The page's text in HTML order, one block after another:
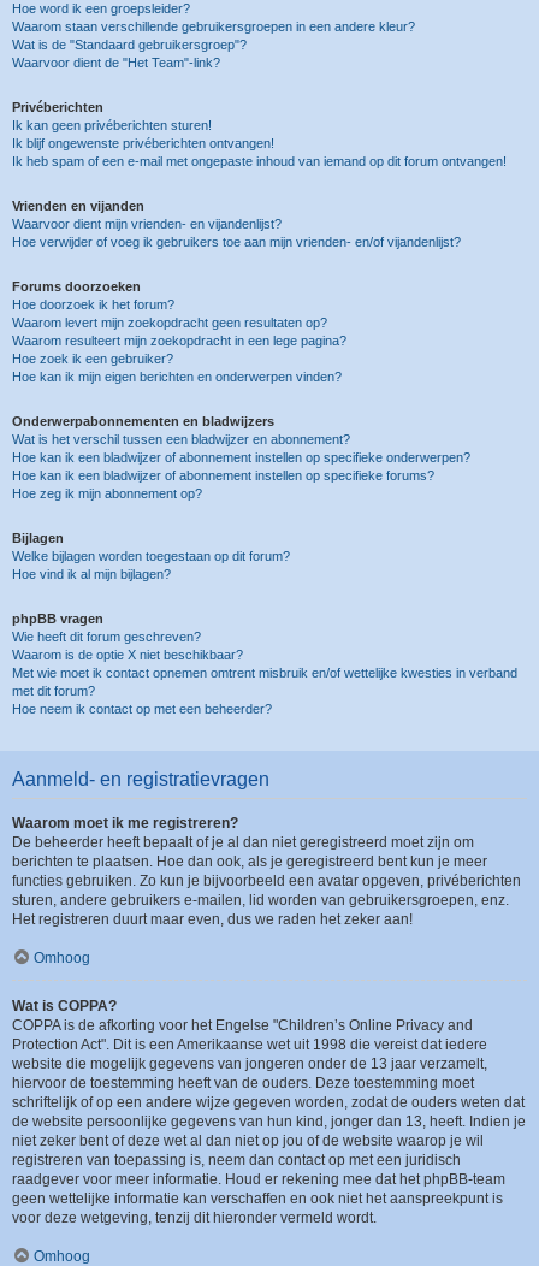
Hoe word ik een groepsleider?
Waarom staan verschillende gebruikersgroepen in een andere kleur?
Wat is de "Standaard gebruikersgroep"?
Waarvoor dient de "Het Team"-link?
Privéberichten
Ik kan geen privéberichten sturen!
Ik blijf ongewenste privéberichten ontvangen!
Ik heb spam of een e-mail met ongepaste inhoud van iemand op dit forum ontvangen!
Vrienden en vijanden
Waarvoor dient mijn vrienden- en vijandenlijst?
Hoe verwijder of voeg ik gebruikers toe aan mijn vrienden- en/of vijandenlijst?
Forums doorzoeken
Hoe doorzoek ik het forum?
Waarom levert mijn zoekopdracht geen resultaten op?
Waarom resulteert mijn zoekopdracht in een lege pagina?
Hoe zoek ik een gebruiker?
Hoe kan ik mijn eigen berichten en onderwerpen vinden?
Onderwerpabonnementen en bladwijzers
Wat is het verschil tussen een bladwijzer en abonnement?
Hoe kan ik een bladwijzer of abonnement instellen op specifieke onderwerpen?
Hoe kan ik een bladwijzer of abonnement instellen op specifieke forums?
Hoe zeg ik mijn abonnement op?
Bijlagen
Welke bijlagen worden toegestaan op dit forum?
Hoe vind ik al mijn bijlagen?
phpBB vragen
Wie heeft dit forum geschreven?
Waarom is de optie X niet beschikbaar?
Met wie moet ik contact opnemen omtrent misbruik en/of wettelijke kwesties in verband
met dit forum?
Hoe neem ik contact op met een beheerder?
Aanmeld- en registratievragen
Waarom moet ik me registreren?
De beheerder heeft bepaalt of je al dan niet geregistreerd moet zijn om
berichten te plaatsen. Hoe dan ook, als je geregistreerd bent kun je meer
functies gebruiken. Zo kun je bijvoorbeeld een avatar opgeven, privéberichten
sturen, andere gebruikers e-mailen, lid worden van gebruikersgroepen, enz.
Het registreren duurt maar even, dus we raden het zeker aan!
Omhoog
Wat is COPPA?
COPPA is de afkorting voor het Engelse "Children’s Online Privacy and
Protection Act". Dit is een Amerikaanse wet uit 1998 die vereist dat iedere
website die mogelijk gegevens van jongeren onder de 13 jaar verzamelt,
hiervoor de toestemming heeft van de ouders. Deze toestemming moet
schriftelijk of op een andere wijze gegeven worden, zodat de ouders weten dat
de website persoonlijke gegevens van hun kind, jonger dan 13, heeft. Indien je
niet zeker bent of deze wet al dan niet op jou of de website waarop je wil
registreren van toepassing is, neem dan contact op met een juridisch
raadgever voor meer informatie. Houd er rekening mee dat het phpBB-team
geen wettelijke informatie kan verschaffen en ook niet het aanspreekpunt is
voor deze wetgeving, tenzij dit hieronder vermeld wordt.
Omhoog